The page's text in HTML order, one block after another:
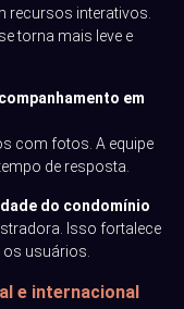
recursos interativos.
torna mais leve e
em
com fotos. A equipe
de resposta.
do condomínio
Isso fortalece
usuários.
e internacional